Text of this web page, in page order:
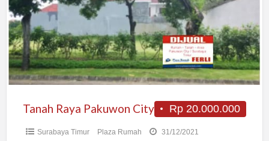
City
Rp 20.000.000
Tanah Raya Pakuwon City
Surabaya Timur Plaza Rumah 31/12/2021